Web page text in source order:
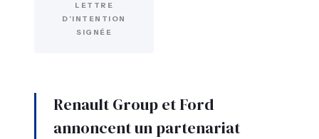
LETTRE
D’INTENTION
SIGNÉE
Renault Group et Ford
annoncent un partenariat